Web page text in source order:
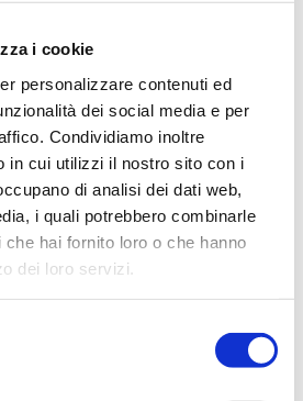
i cookie
personalizzare contenuti ed
dei social media e per
Condividiamo inoltre
in cui utilizzi il nostro sito con i
di analisi dei dati web,
i quali potrebbero combinarle
hai fornito loro o che hanno
dei loro servizi.
storico: 3
1.182